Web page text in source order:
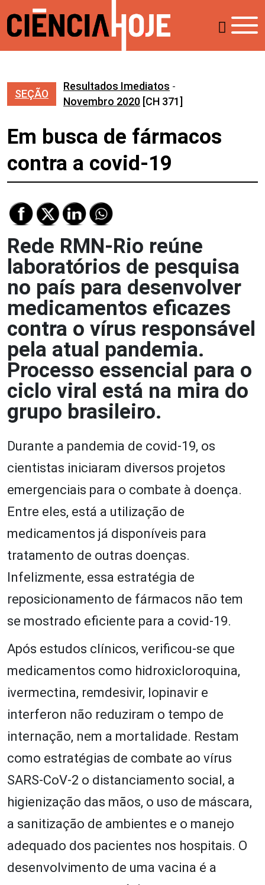
SEÇÃO
Resultados Imediatos -
Novembro 2020 [CH 371]
Em busca de fármacos
contra a covid-19
Rede RMN-Rio reúne
laboratórios de pesquisa
no país para desenvolver
medicamentos eficazes
contra o vírus responsável
pela atual pandemia.
Processo essencial para o
ciclo viral está na mira do
grupo brasileiro.
Durante a pandemia de covid-19, os
cientistas iniciaram diversos projetos
emergenciais para o combate à doença.
Entre eles, está a utilização de
medicamentos já disponíveis para
tratamento de outras doenças.
Infelizmente, essa estratégia de
reposicionamento de fármacos não tem
se mostrado eficiente para a covid-19.
Após estudos clínicos, verificou-se que
medicamentos como hidroxicloroquina,
ivermectina, remdesivir, lopinavir e
interferon não reduziram o tempo de
internação, nem a mortalidade. Restam
como estratégias de combate ao vírus
SARS-CoV-2 o distanciamento social, a
higienização das mãos, o uso de máscara,
a sanitização de ambientes e o manejo
adequado dos pacientes nos hospitais. O
desenvolvimento de uma vacina é a